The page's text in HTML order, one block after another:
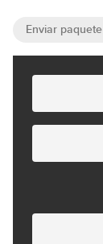
Enviar paquete